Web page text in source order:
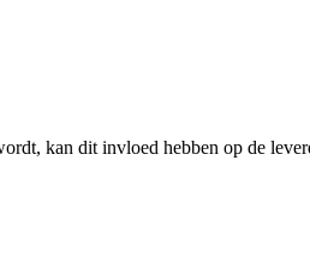
kan dit invloed hebben op de